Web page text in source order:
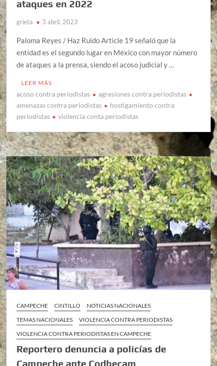
ataques en 2022
grieta 3 abril, 2023
Paloma Reyes / Haz Ruido Article 19 señaló que la
entidad es el segundo lugar en México con mayor número
de ataques a la prensa, siendo el acoso judicial y …
LEER MÁS
acoso contra periodistas
agresiones contra periodistas
amenazas contra periodistas
hostigamiento contra
periodistas
violencia conta periodistas
CAMPECHE CINTILLO
NOTICIAS NACIONALES
TEMAS NACIONALES
VIOLENCIA CONTRA PERIODISTAS
VIOLENCIA CONTRA PERIODISTAS EN CAMPECHE
Reportero denuncia a policías de
Campeche ante Codhecam